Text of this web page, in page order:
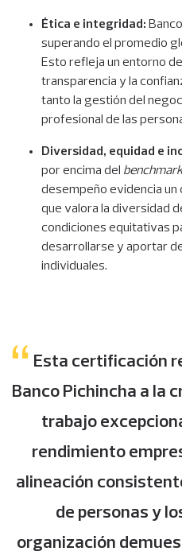
Ética e integridad:
superando el promedio
Esto refleja un entorno
transparencia y la
tanto la gestión del
profesional de las
Diversidad, equidad e
por encima del
desempeño evidencia un
que valora la diversidad
condiciones equitativas
desarrollarse y aportar
individuales.
Esta certificación
Banco Pichincha a la
trabajo
rendimiento
alineación
de personas y
organización